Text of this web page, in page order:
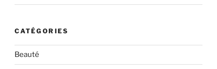
CATÉGORIES
Beauté